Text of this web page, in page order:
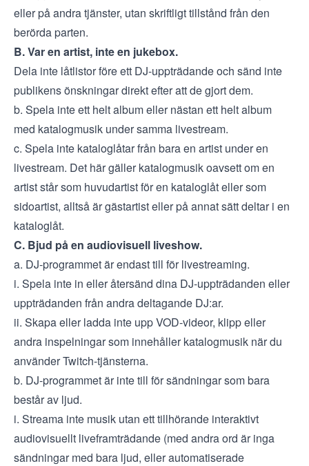
eller på andra tjänster, utan skriftligt tillstånd från den
berörda parten.
B. Var en artist, inte en jukebox.
Dela inte låtlistor före ett DJ-uppträdande och sänd inte
publikens önskningar direkt efter att de gjort dem.
b. Spela inte ett helt album eller nästan ett helt album
med katalogmusik under samma livestream.
c. Spela inte kataloglåtar från bara en artist under en
livestream. Det här gäller katalogmusik oavsett om en
artist står som huvudartist för en kataloglåt eller som
sidoartist, alltså är gästartist eller på annat sätt deltar i en
kataloglåt.
C. Bjud på en audiovisuell liveshow.
a. DJ-programmet är endast till för livestreaming.
i. Spela inte in eller återsänd dina DJ-uppträdanden eller
uppträdanden från andra deltagande DJ:ar.
ii. Skapa eller ladda inte upp VOD-videor, klipp eller
andra inspelningar som innehåller katalogmusik när du
använder Twitch-tjänsterna.
b. DJ-programmet är inte till för sändningar som bara
består av ljud.
i. Streama inte musik utan ett tillhörande interaktivt
audiovisuellt liveframträdande (med andra ord är inga
sändningar med bara ljud, eller automatiserade